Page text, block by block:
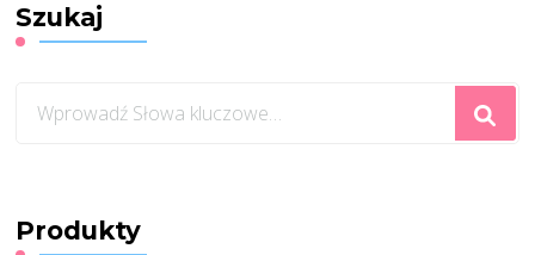
Szukaj
czegoś?
Produkty